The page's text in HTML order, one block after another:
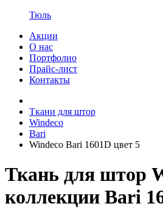
Тюль
Акции
О нас
Портфолио
Прайс-лист
Контакты
Ткани для штор
Windeco
Bari
Windeco Bari 1601D цвет 5
Ткань для штор
коллекции Bari